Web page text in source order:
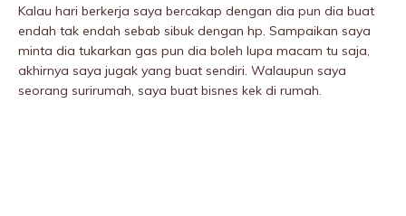
Kalau hari berkerja saya bercakap dengan dia pun dia buat
endah tak endah sebab sibuk dengan hp. Sampaikan saya
minta dia tukarkan gas pun dia boleh lupa macam tu saja,
akhirnya saya jugak yang buat sendiri. Walaupun saya
seorang surirumah, saya buat bisnes kek di rumah.